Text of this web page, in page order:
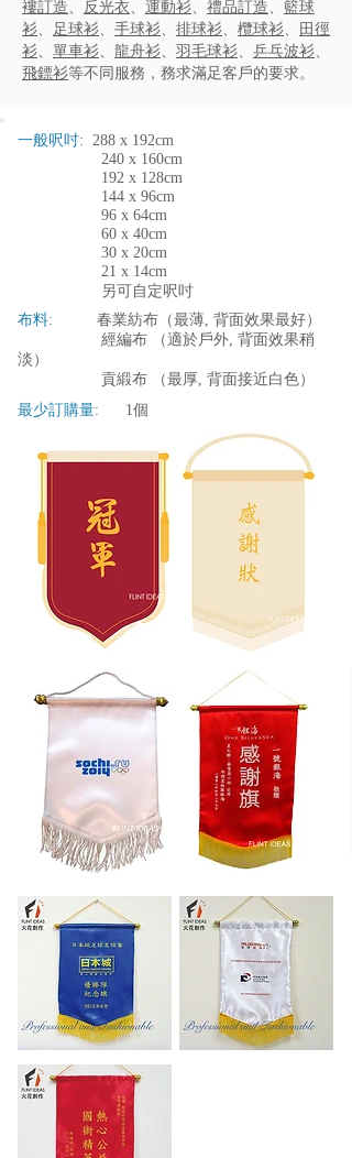
褸訂造、 反光衣、 運動衫、 禮品訂造、 籃球
衫、 足球衫、 手球衫、 排球衫、 欖球衫、
田徑
衫、 單車衫、 龍舟衫、 羽毛球衫、 乒乓波衫、
飛鏢衫等不同服務，務求滿足客戶的要求。
一般呎吋: 288 x 192cm
240 x 160cm
192 x 128cm
144 x 96cm
96 x 64cm
60 x 40cm
30 x 20cm
21 x 14cm
另可自定呎吋
布料: 春業紡布（最薄, 背面效果最好）
經編布 （適於戶外, 背面效果稍
淡）
貢緞布 （最厚, 背面接近白色）
最少訂購量: 1個